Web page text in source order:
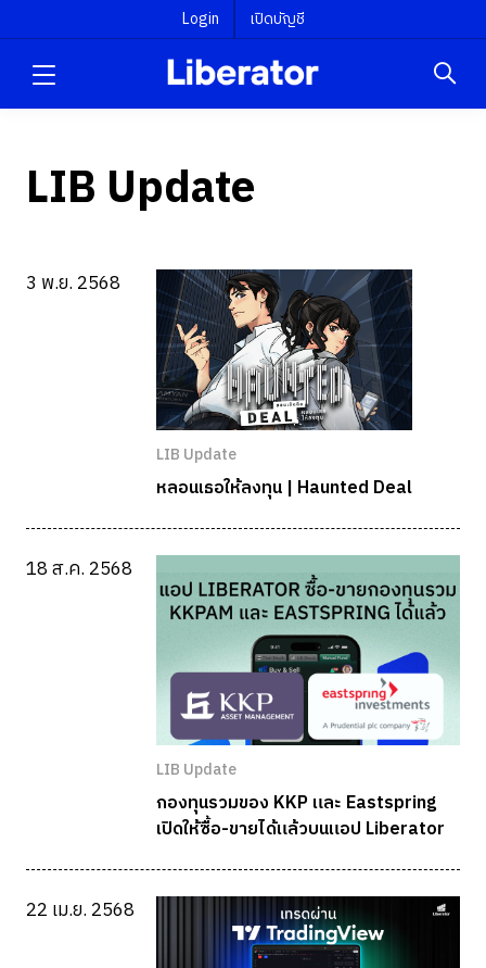
Login เปิดบัญชี
LIB Update
3 พ.ย. 2568
LIB Update
หลอนเธอให้ลงทุน | Haunted Deal
18 ส.ค. 2568
LIB Update
กองทุนรวมของ KKP และ Eastspring
เปิดให้ซื้อ-ขายได้แล้วบนแอป Liberator
22 เม.ย. 2568